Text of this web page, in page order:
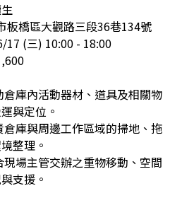
板橋區大觀路三段36巷134號
(三) 10:00 - 18:00
庫內活動器材、道具及相關物
與定位。
庫與周邊工作區域的掃地、拖
整理。
場主管交辦之重物移動、空間
支援。